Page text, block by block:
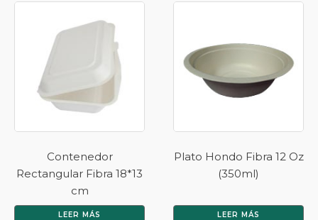
Contenedor
Rectangular Fibra 18*13
cm
LEER MÁS
Plato Hondo Fibra 12 Oz
(350ml)
LEER MÁS